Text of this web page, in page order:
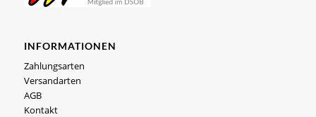
INFORMATIONEN
Zahlungsarten
Versandarten
AGB
Kontakt